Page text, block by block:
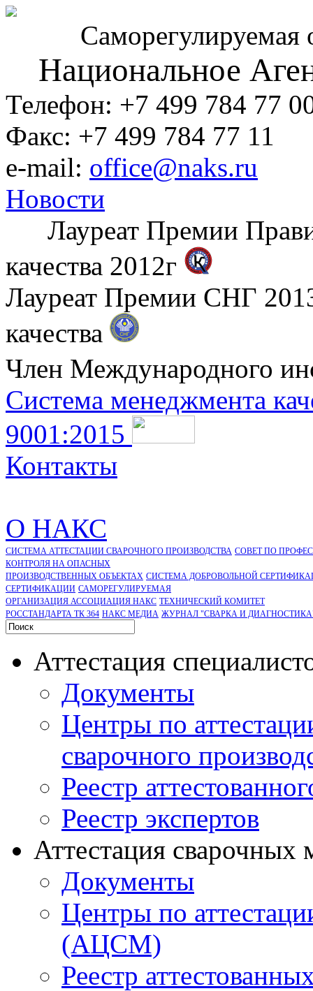
Саморегулируемая
Национальное
Телефон: +7 499 784 77
Факс: +7 499 784 77 11
e-mail: office@naks.ru
Новости
Лауреат Премии
качества 2012г
Лауреат Премии СНГ
качества
Член Международного
Система менеджмента
9001:2015
Контакты
О НАКС
СИСТЕМА АТТЕСТАЦИИ СВАРОЧНОГО ПРОИЗВОДСТВА СОВЕТ ПО
КОНТРОЛЯ НА ОПАСНЫХ
ПРОИЗВОДСТВЕННЫХ ОБЪЕКТАХ СИСТЕМА ДОБРОВОЛЬНОЙ
CЕРТИФИКАЦИИ САМОРЕГУЛИРУЕМАЯ
ОРГАНИЗАЦИЯ АССОЦИАЦИЯ НАКС ТЕХНИЧЕСКИЙ КОМИТЕТ
РОССТАНДАРТА ТК 364 НАКС МЕДИА ЖУРНАЛ "СВАРКА И
Аттестация
Документы
Центры по
сварочного
Реестр
Реестр экспертов
Аттестация сварочных
Документы
Центры по
(АЦСМ)
Реестр